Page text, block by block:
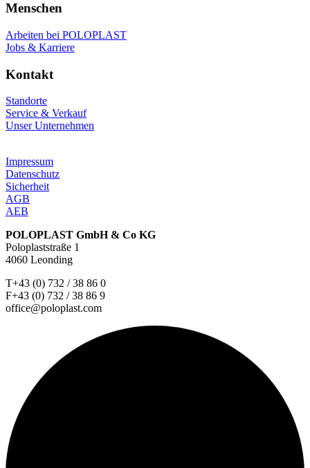
Menschen
Arbeiten bei POLOPLAST
Jobs & Karriere
Kontakt
Standorte
Service & Verkauf
Unser Unternehmen
Impressum
Datenschutz
Sicherheit
AGB
AEB
POLOPLAST GmbH & Co KG
Poloplaststraße 1
4060 Leonding
T+43 (0) 732 / 38 86 0
F+43 (0) 732 / 38 86 9
office@poloplast.com